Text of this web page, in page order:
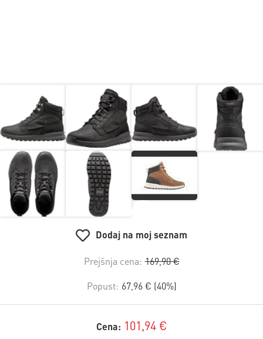
Dodaj na moj seznam
Prejšnja cena: 169,90 €
Popust: 67,96 € (40%)
Cena: 101,94 €